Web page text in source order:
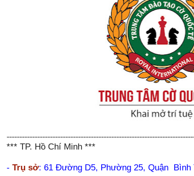
*** TP. Hồ Chí Minh ***
- Trụ sở: 61 Đường D5, Phường 25, Quận Bình